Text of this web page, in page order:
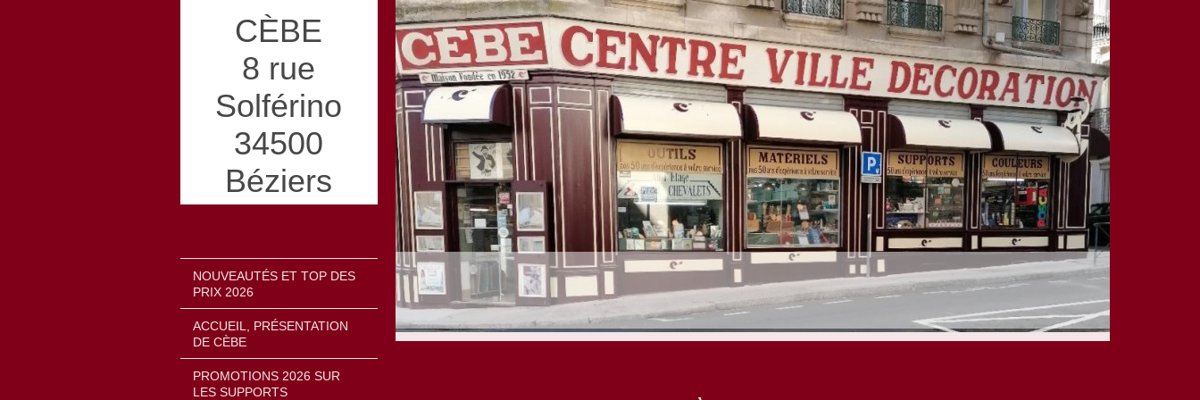
CÈBE
8 rue
Solférino
34500
Béziers
NOUVEAUTÉS ET TOP DES
PRIX 2026
ACCUEIL, PRÉSENTATION
DE CÈBE
PROMOTIONS 2026 SUR
LES SUPPORTS